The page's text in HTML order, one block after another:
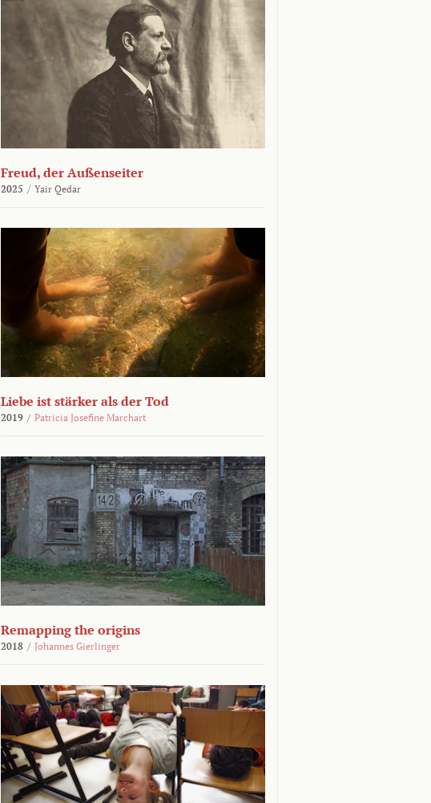
Freud, der Außenseiter
2025 / Yair Qedar
Liebe ist stärker als der Tod
2019 / Patricia Josefine Marchart
Remapping the origins
2018 / Johannes Gierlinger